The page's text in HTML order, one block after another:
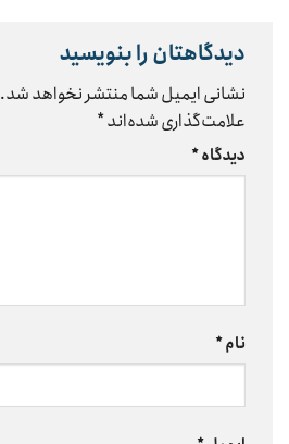
دیدگاهتان را بنویسید
نشانی ایمیل شما منتشر نخواهد شد.
علامت‌گذاری شده‌اند*
دیدگاه*
نام*